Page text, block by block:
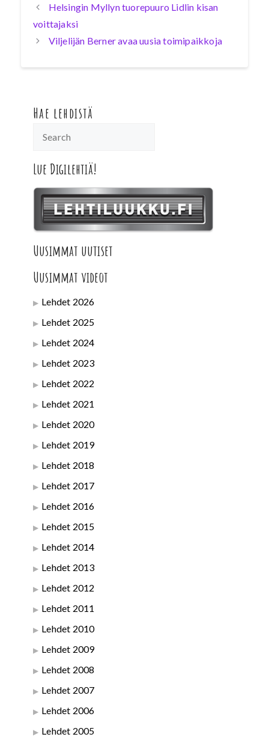
Helsingin Myllyn tuorepuuro Lidlin kisan
voittajaksi
Viljelijän Berner avaa uusia toimipaikkoja
Hae lehdistä
Lue Digilehtiä!
Uusimmat uutiset
Uusimmat videot
Lehdet 2026
Lehdet 2025
Lehdet 2024
Lehdet 2023
Lehdet 2022
Lehdet 2021
Lehdet 2020
Lehdet 2019
Lehdet 2018
Lehdet 2017
Lehdet 2016
Lehdet 2015
Lehdet 2014
Lehdet 2013
Lehdet 2012
Lehdet 2011
Lehdet 2010
Lehdet 2009
Lehdet 2008
Lehdet 2007
Lehdet 2006
Lehdet 2005